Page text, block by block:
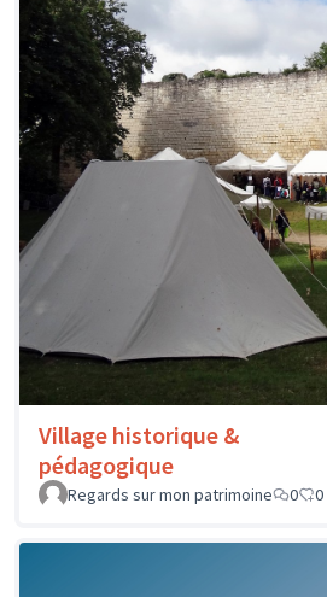
Village historique &
pédagogique
Regards sur mon patrimoine
0 0